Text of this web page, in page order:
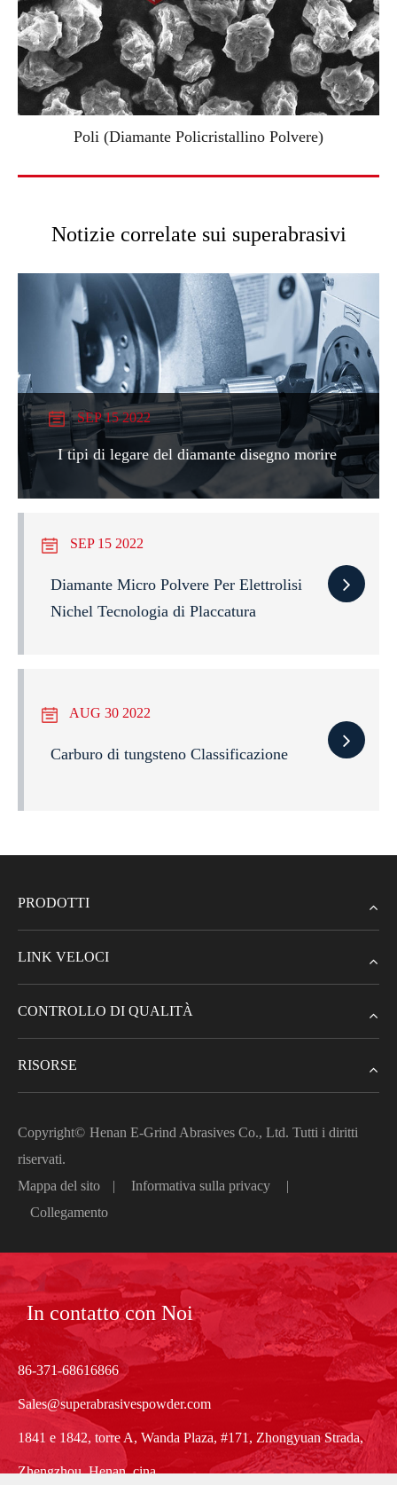
Poli (Diamante Policristallino Polvere)
Notizie correlate sui superabrasivi
SEP 15 2022
I tipi di legare del diamante disegno morire
SEP 15 2022
Diamante Micro Polvere Per Elettrolisi
Nichel Tecnologia di Placcatura
AUG 30 2022
Carburo di tungsteno Classificazione
PRODOTTI
LINK VELOCI
CONTROLLO DI QUALITÀ
RISORSE
Copyright© Henan E-Grind Abrasives Co., Ltd. Tutti i diritti
riservati.
Mappa del sito
| Informativa sulla privacy
|
Collegamento
In contatto con Noi
86-371-68616866
Sales@superabrasivespowder.com
1841 e 1842, torre A, Wanda Plaza, #171, Zhongyuan Strada,
Zhengzhou, Henan, cina